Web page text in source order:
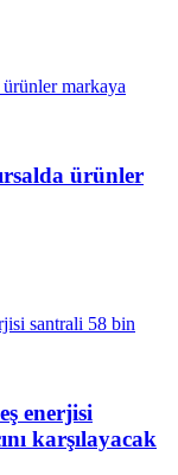
ürünler
enerjisi
karşılayacak